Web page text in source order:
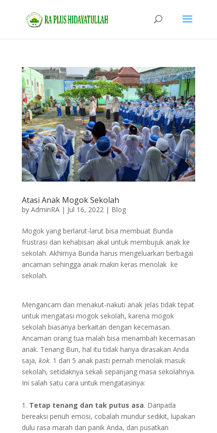
Atasi Anak Mogok Sekolah
by AdminRA| Jul 16, 2022| Blog
Mogok yang berlarut-larut bisa membuat Bunda
frustrasi dan kehabisan akal untuk membujuk anak ke
sekolah. Akhirnya Bunda harus mengeluarkan berbagai
ancaman sehingga anak makin keras menolak ke
sekolah.
Mengancam dan menakut-nakuti anak jelas tidak tepat
untuk mengatasi mogok sekolah, karena mogok
sekolah biasanya berkaitan dengan kecemasan.
Ancaman orang tua malah bisa menambah kecemasan
anak. Tenang Bun, hal itu tidak hanya dirasakan Anda
saja, kok. 1 dari 5 anak pasti pernah menolak masuk
sekolah, setidaknya sekali sepanjang masa sekolahnya.
Ini salah satu cara untuk mengatasinya:
1. Tetap tenang dan tak putus asa. Daripada
bereaksi penuh emosi, cobalah mundur sedikit, lupakan
dulu rasa marah dan panik Anda, dan pusatkan